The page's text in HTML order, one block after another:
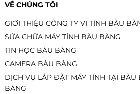
-13%
VỀ CHÚNG TÔI
GIỚI THIỆU CÔNG TY VI TÍNH BÀU
SỬA CHỮA MÁY TÍNH BÀU BÀNG
TIN HỌC BÀU BÀNG
CAMERA BÀU BÀNG
DỊCH VỤ LẮP ĐẶT MÁY TÍNH TẠI BÀU
BÀNG